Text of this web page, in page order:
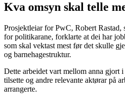
Kva omsyn skal telle
Prosjektleiar for PwC, Robert Rastad,
for politikarane, forklarte at dei har
som skal vektast mest før det skulle
og barnehagestruktur.
Dette arbeidet vart mellom anna gjort
tilsette og andre relevante aktørar på
arrangerte.